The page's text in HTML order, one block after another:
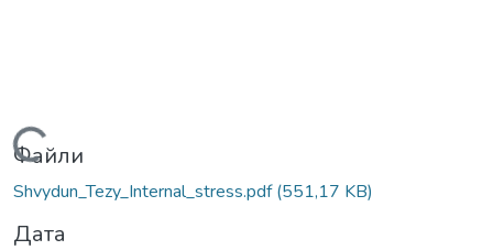
Вантажиться...
Файли
Shvydun_Tezy_Internal_stress.pdf(551,17 KB)
Дата